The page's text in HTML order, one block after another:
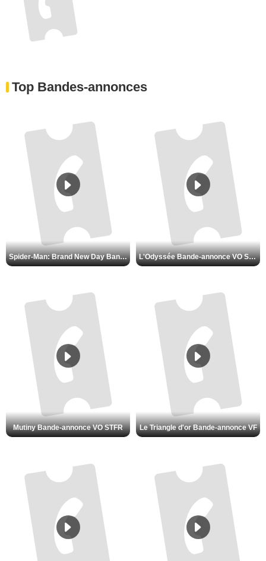
Top Bandes-annonces
Spider-Man: Brand New Day Bande-annonce VO STFR L'Odyssée Bande-annonce VO STFR
Mutiny Bande-annonce VO STFR Le Triangle d'or Bande-annonce VF